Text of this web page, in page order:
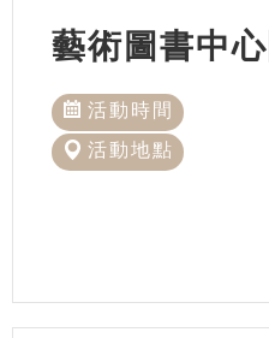
藝術圖書中
活動時間
活動地點